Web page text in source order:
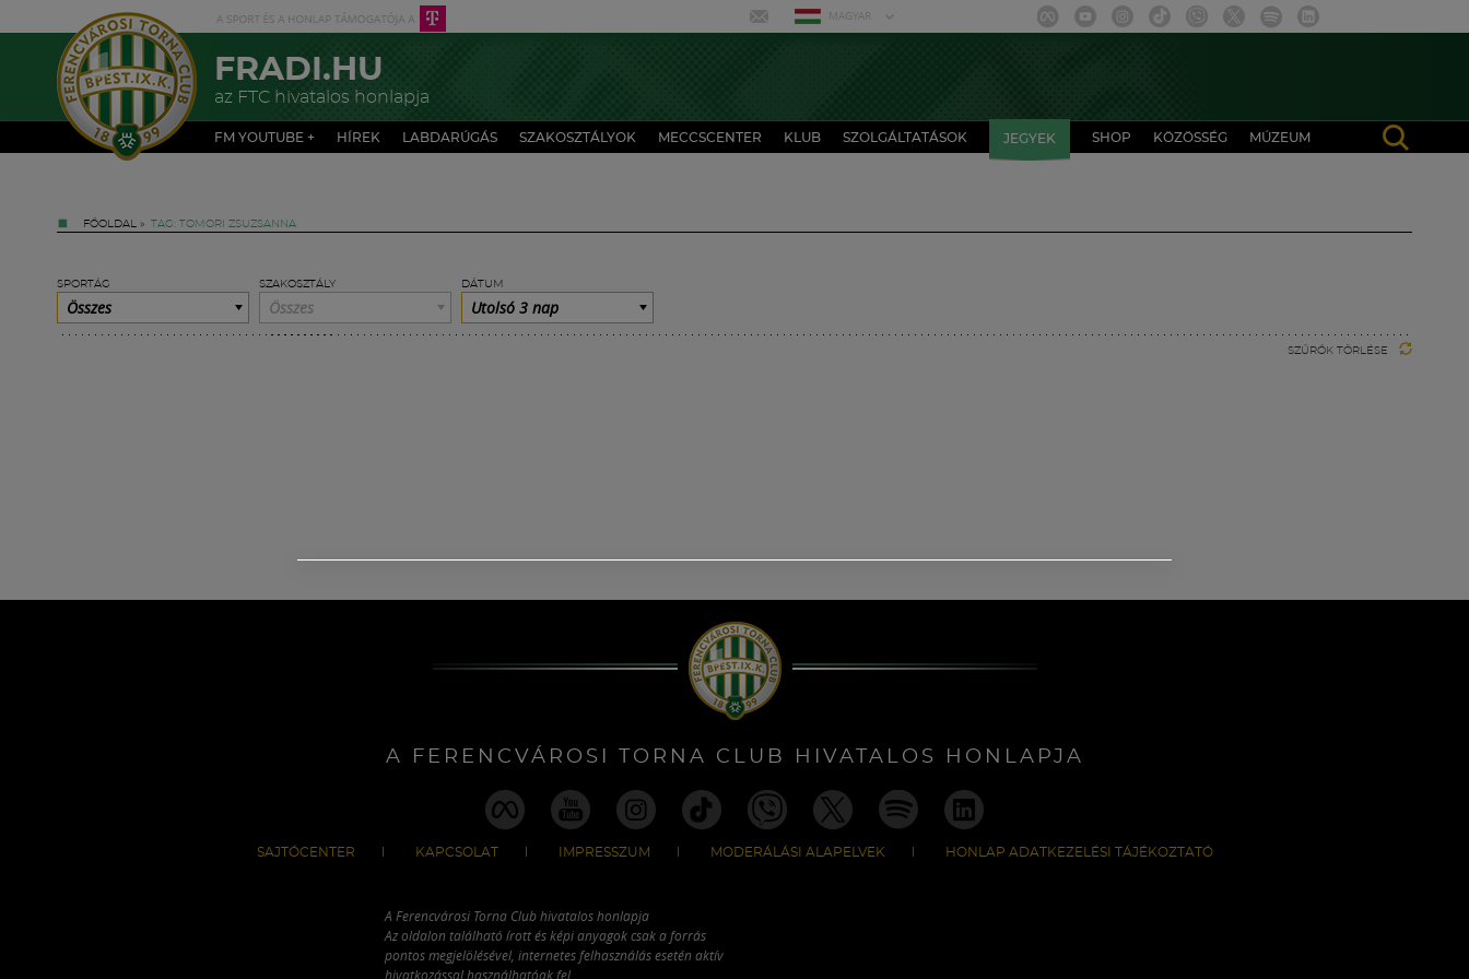
MAGYAR
FRADI.HU
az FTC hivatalos honlapja
FM YOUTUBE + HÍREK LABDARÚGÁS SZAKOSZTÁLYOK MECCSCENTER KLUB SZOLGÁLTATÁSOK JEGYEK SHOP KÖZÖSSÉG MÚZEUM
FŐOLDAL » TAG: TOMORI ZSUZSANNA
SPORTÁG
Összes
SZAKOSZTÁLY
Összes
DÁTUM
Utolsó 3 nap
SZŰRŐK TÖRLÉSE
A FERENCVÁROSI TORNA CLUB HIVATALOS HONLAPJA
SAJTÓCENTER KAPCSOLAT IMPRESSZUM MODERÁLÁSI ALAPELVEK HONLAP ADATKEZELÉSI TÁJÉKOZTATÓ
A Ferencvárosi Torna Club hivatalos honlapja
Az oldalon található írott és képi anyagok csak a forrás
pontos megjelölésével, internetes felhasználás esetén aktív
hivatkozással használhatóak fel.